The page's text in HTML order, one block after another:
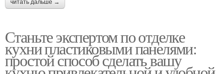
читать дальше →
Станьте экспертом по отделке
кухни пластиковыми панелями:
простой способ сделать вашу